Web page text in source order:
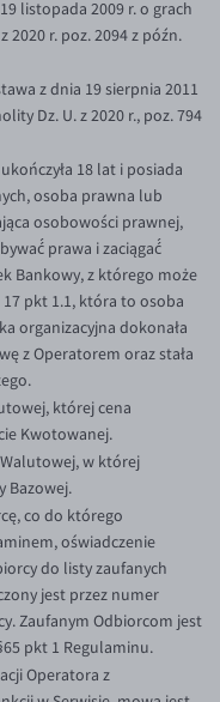
listopada 2009 r. o grach
2020 r. poz. 2094 z późn.
z dnia 19 sierpnia 2011
Dz. U. z 2020 r., poz. 794
18 lat i posiada
osoba prawna lub
osobowości prawnej,
prawa i zaciągać́
Bankowy, z którego może
pkt 1.1, która to osoba
organizacyjna dokonała
z Operatorem oraz stała
której cena
Kwotowanej.
w której
Bazowej.
co do którego
oświadczenie
do listy zaufanych
jest przez numer
Zaufanym Odbiorcom jest
pkt 1 Regulaminu.
Operatora z